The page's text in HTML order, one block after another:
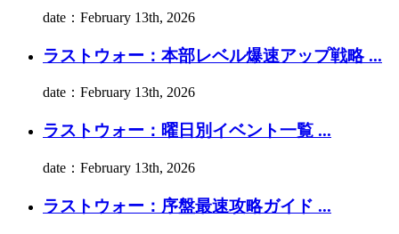
date：February 13th, 2026
ラストウォー：本部レベル爆速アップ戦略 ...
date：February 13th, 2026
ラストウォー：曜日別イベント一覧 ...
date：February 13th, 2026
ラストウォー：序盤最速攻略ガイド ...